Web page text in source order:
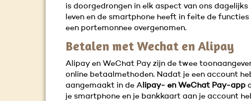
is doorgedrongen in elk aspect van ons dagelijks
leven en de smartphone heeft in feite de functies
een portemonnee overgenomen.
Betalen met Wechat en Alipay
Alipay en WeChat Pay zijn de twee
online betaalmethoden. Nadat je een account
aangemaakt in de A lipay- en WeChat Pay-app
je smartphone en je bankkaart aan je account